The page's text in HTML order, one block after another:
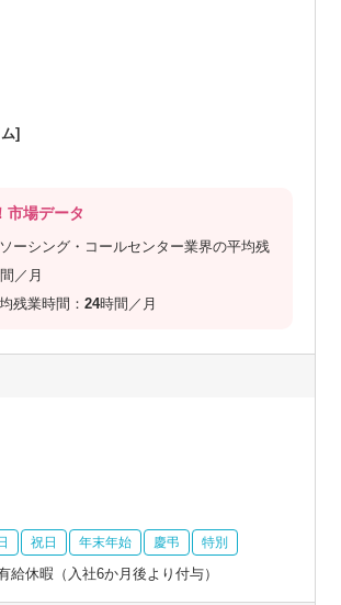
]
市場データ
ーシング・コールセンター業界の平均残
／月
残業時間：24時間／月
祝日 年末年始 慶弔 特別
給休暇（入社6か月後より付与）